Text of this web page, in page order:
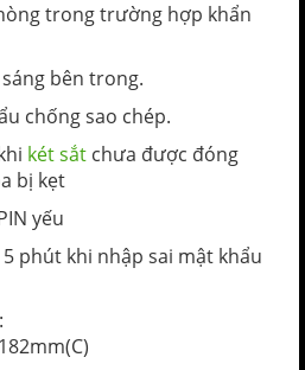
trong trường hợp khẩn
bên trong.
chống sao chép.
két sắt chưa được đóng
bị kẹt
yếu
phút khi nhập sai mật khẩu